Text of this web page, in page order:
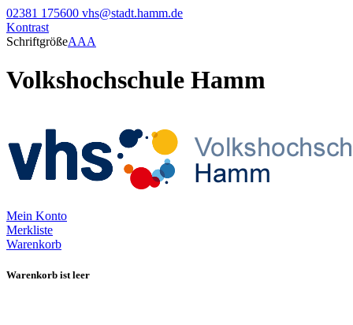
02381 175600 vhs@stadt.hamm.de
Kontrast
SchriftgrößeAAA
Volkshochschule Hamm
Mein Konto
Merkliste
Warenkorb
Warenkorb ist leer